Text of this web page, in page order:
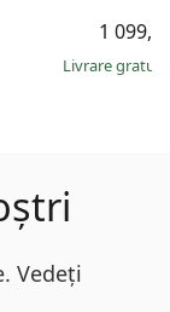
1
Livrare
Vedeți